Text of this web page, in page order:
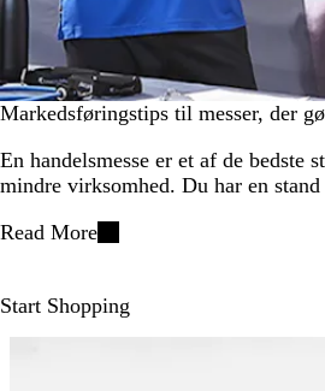
Markedsføringstips til messer, der
En handelsmesse er et af de bedste
mindre virksomhed. Du har en
Read More
Start Shopping